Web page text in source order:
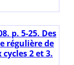
p. 5-25. Des
régulière de
2 et 3.